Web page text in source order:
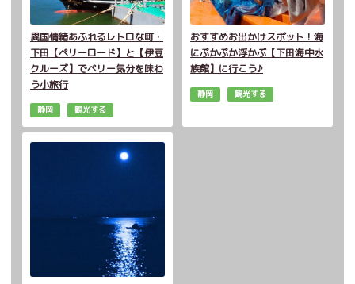
異国情緒あふれるレトロな町・
下田【ペリーロード】と【伊豆
クルーズ】でペリー気分を味わ
う小旅行
静岡 観光する
おすすめお出かけスポット！海
にぷかぷか浮かぶ【下田海中水
族館】に行こう♪
静岡 観光する